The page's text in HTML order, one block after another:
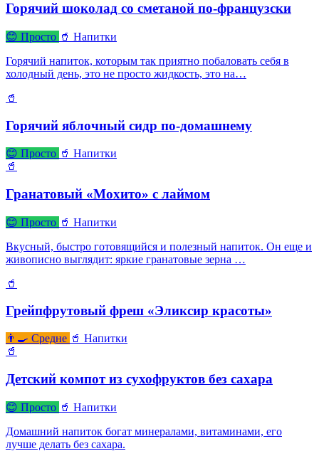
Горячий шоколад со сметаной по-французски
😊 Просто 🥤 Напитки
Горячий напиток, которым так приятно побаловать себя в
холодный день, это не просто жидкость, это на…
🥤
Горячий яблочный сидр по-домашнему
😊 Просто 🥤 Напитки
🥤
Гранатовый «Мохито» с лаймом
😊 Просто 🥤 Напитки
Вкусный, быстро готовящийся и полезный напиток. Он еще и
живописно выглядит: яркие гранатовые зерна …
🥤
Грейпфрутовый фреш «Эликсир красоты»
👨‍🍳 Средне 🥤 Напитки
🥤
Детский компот из сухофруктов без сахара
😊 Просто 🥤 Напитки
Домашний напиток богат минералами, витаминами, его
лучше делать без сахара.